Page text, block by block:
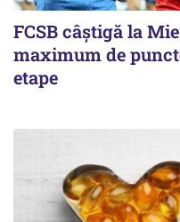
FCSB câştigă la
maximum de
etape